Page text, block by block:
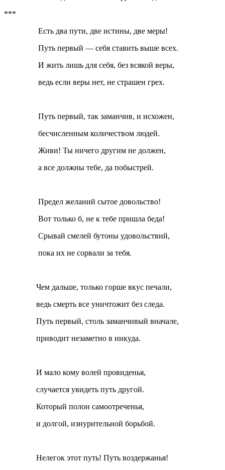
***
Есть два пути, две истины, две меры!
Путь первый — себя ставить выше всех.
И жить лишь для себя, без всякой веры,
ведь если веры нет, не страшен грех.
Путь первый, так заманчив, и исхожен,
бесчисленным количеством людей.
Живи! Ты ничего другим не должен,
а все должны тебе, да побыстрей.
Предел желаний сытое довольство!
Вот только б, не к тебе пришла беда!
Срывай смелей бутоны удовольствий,
пока их не сорвали за тебя.
Чем дальше, только горше вкус печали,
ведь смерть все уничтожит без следа.
Путь первый, столь заманчивый вначале,
приводит незаметно в никуда.
И мало кому волей провиденья,
случается увидеть путь другой.
Который полон самоотреченья,
и долгой, изнурительной борьбой.
Нелегок этот путь! Путь воздержанья!